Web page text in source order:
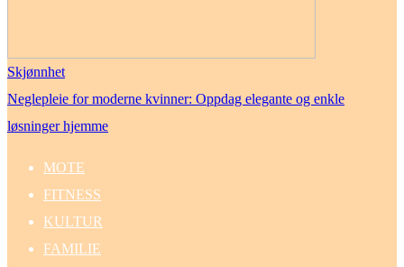
Skjønnhet
Neglepleie for moderne kvinner: Oppdag elegante og enkle
løsninger hjemme
MOTE
FITNESS
KULTUR
FAMILIE